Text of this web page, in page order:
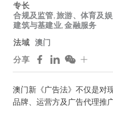
专长
合规及监管,旅游、体育及
建筑与基建业,金融服务
法域 澳门
分享
澳门新《广告法》不仅是对
品牌、运营方及广告代理推